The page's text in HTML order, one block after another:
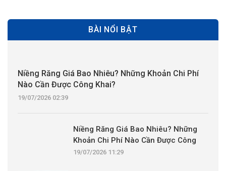
BÀI NỔI BẬT
Niềng Răng Giá Bao Nhiêu? Những Khoản Chi Phí
Nào Cần Được Công Khai?
19/07/2026 02:39
Niềng Răng Giá Bao Nhiêu? Những
Khoản Chi Phí Nào Cần Được Công
Khai?
19/07/2026 11:29